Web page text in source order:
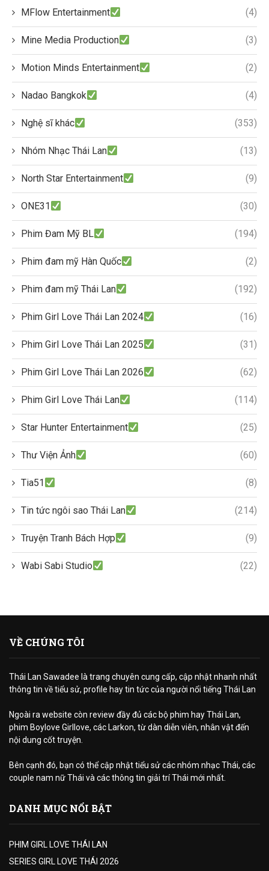
MFlow Entertainment (4)
Mine Media Production (3)
Motion Minds Entertainment (2)
Nadao Bangkok (4)
Nghệ sĩ khác (353)
Nhóm Nhạc Thái Lan (13)
North Star Entertainment (9)
ONE31 (30)
Phim Đam Mỹ BL (194)
Phim đam mỹ Hàn Quốc (2)
Phim đam mỹ Thái Lan (192)
Phim Girl Love Thái Lan 2024 (16)
Phim Girl Love Thái Lan 2025 (31)
Phim Girl Love Thái Lan 2026 (62)
Phim Girl Love Thái Lan (114)
Star Hunter Entertainment (25)
Thư Viện Ảnh (60)
Tia51 (8)
Tin tức ngôi sao Thái Lan (214)
Truyện Tranh Bách Hợp (9)
Wabi Sabi Studio (22)
VỀ CHÚNG TÔI
Thái Lan Sawadee là trang chuyên cung cấp, cập nhật nhanh nhất
thông tin về tiểu sử, profile hay tin tức của người nổi tiếng Thái Lan
Ngoài ra website còn review đầy đủ các bộ phim hay Thái Lan,
phim Boylove Girllove, các Larkon, từ dàn diễn viên, nhân vật đến
nội dung cốt truyện.
Bên cạnh đó, bạn có thể cập nhật tiểu sử các nhóm nhạc Thái, các
couple nam nữ Thái và các thông tin giải trí Thái mới nhất.
DANH MỤC NỔI BẬT
PHIM GIRL LOVE THÁI LAN
SERIES GIRL LOVE THÁI 2026